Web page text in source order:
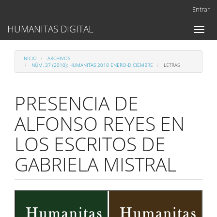
Contenido
principal
lateral
Entrar
Toggle
HUMANITAS DIGITAL
INICIO
ARCHIVOS
NÚM. 37 (2010): HUMANITAS 2010 ENERO-DICIEMBRE
LETRAS
PRESENCIA DE
ALFONSO REYES EN
LOS ESCRITOS DE
GABRIELA MISTRAL
Barra